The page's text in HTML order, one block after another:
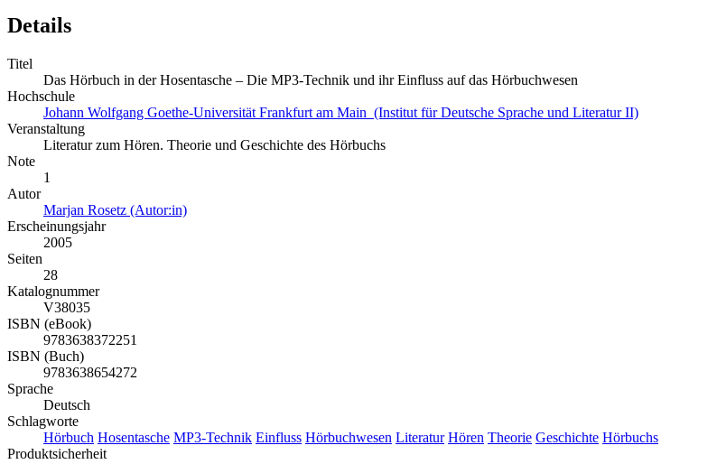
Details
Titel
Das Hörbuch in der Hosentasche – Die MP3-Technik und ihr Einfluss auf das Hörbuchwesen
Hochschule
Johann Wolfgang Goethe-Universität Frankfurt am Main (Institut für Deutsche Sprache und Literatur II)
Veranstaltung
Literatur zum Hören. Theorie und Geschichte des Hörbuchs
Note
1
Autor
Marjan Rosetz (Autor:in)
Erscheinungsjahr
2005
Seiten
28
Katalognummer
V38035
ISBN (eBook)
9783638372251
ISBN (Buch)
9783638654272
Sprache
Deutsch
Schlagworte
Hörbuch Hosentasche MP3-Technik Einfluss Hörbuchwesen Literatur Hören Theorie Geschichte Hörbuchs
Produktsicherheit